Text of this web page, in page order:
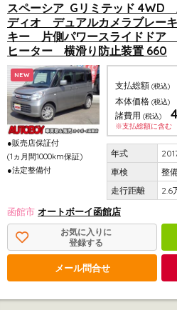
スペーシア Gリミテッド 4WD
ディオ デュアルカメラブレー
キー 片側パワースライドドア
ヒーター 横滑り防止装置 660
NEW
●販売店保証付
(1ヵ月間1000km保証)
●法定整備付
支払総額 (税込)
本体価格 (税込)
諸費用 (税込) 4
※支払総額に含む
整
2.6
函館市 オートボーイ函館店
お気に入りに
登録する
メール問合せ